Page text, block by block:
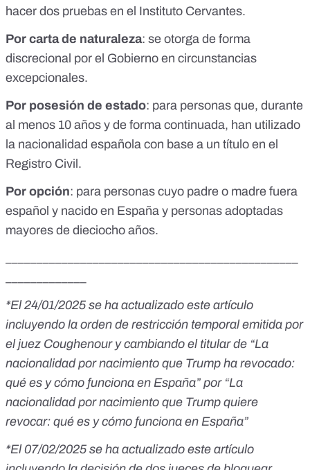
hacer dos pruebas en el Instituto Cervantes.
Por carta de naturaleza: se otorga de forma
discrecional por el Gobierno en circunstancias
excepcionales.
Por posesión de estado: para personas que, durante
al menos 10 años y de forma continuada, han utilizado
la nacionalidad española con base a un título en el
Registro Civil.
Por opción: para personas cuyo padre o madre fuera
español y nacido en España y personas adoptadas
mayores de dieciocho años.
*El 24/01/2025 se ha actualizado este artículo
incluyendo la orden de restricción temporal emitida por
el juez Coughenour y cambiando el titular de “La
nacionalidad por nacimiento que Trump ha revocado:
qué es y cómo funciona en España” por “La
nacionalidad por nacimiento que Trump quiere
revocar: qué es y cómo funciona en España”
*El 07/02/2025 se ha actualizado este artículo